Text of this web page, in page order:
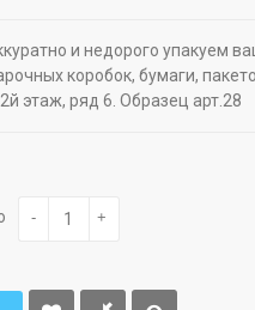
и недорого упакуем
коробок, бумаги,
этаж, ряд 6. Образец арт.28
- +